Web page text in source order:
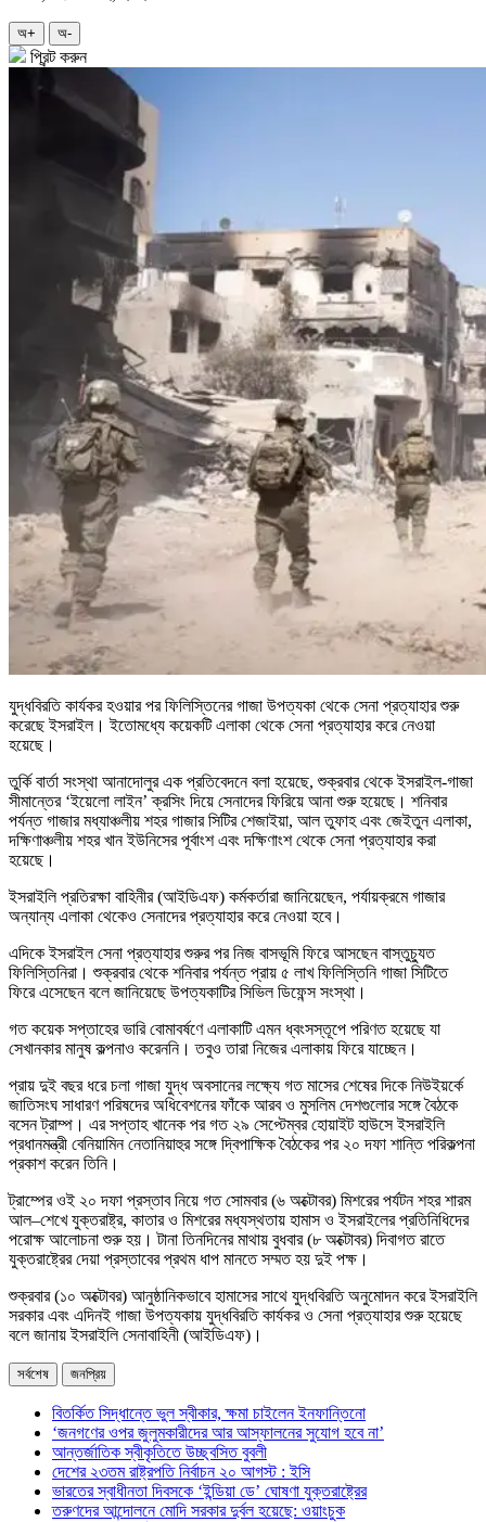
অ+ অ-
প্রিন্ট করুন
যুদ্ধবিরতি কার্যকর হওয়ার পর ফিলিস্তিনের গাজা উপত্যকা থেকে সেনা প্রত্যাহার শুরু
করেছে ইসরাইল। ইতোমধ্যে কয়েকটি এলাকা থেকে সেনা প্রত্যাহার করে নেওয়া
হয়েছে।
তুর্কি বার্তা সংস্থা আনাদোলুর এক প্রতিবেদনে বলা হয়েছে, শুক্রবার থেকে ইসরাইল-গাজা
সীমান্তের ‘ইয়েলো লাইন’ ক্রসিং দিয়ে সেনাদের ফিরিয়ে আনা শুরু হয়েছে। শনিবার
পর্যন্ত গাজার মধ্যাঞ্চলীয় শহর গাজার সিটির শেজাইয়া, আল তুফাহ এবং জেইতুন এলাকা,
দক্ষিণাঞ্চলীয় শহর খান ইউনিসের পূর্বাংশ এবং দক্ষিণাংশ থেকে সেনা প্রত্যাহার করা
হয়েছে।
ইসরাইলি প্রতিরক্ষা বাহিনীর (আইডিএফ) কর্মকর্তারা জানিয়েছেন, পর্যায়ক্রমে গাজার
অন্যান্য এলাকা থেকেও সেনাদের প্রত্যাহার করে নেওয়া হবে।
এদিকে ইসরাইল সেনা প্রত্যাহার শুরুর পর নিজ বাসভূমি ফিরে আসছেন বাস্তুচ্যুত
ফিলিস্তিনিরা। শুক্রবার থেকে শনিবার পর্যন্ত প্রায় ৫ লাখ ফিলিস্তিনি গাজা সিটিতে
ফিরে এসেছেন বলে জানিয়েছে উপত্যকাটির সিভিল ডিফেন্স সংস্থা।
গত কয়েক সপ্তাহের ভারি বোমাবর্ষণে এলাকাটি এমন ধ্বংসস্তূপে পরিণত হয়েছে যা
সেখানকার মানুষ কল্পনাও করেননি। তবুও তারা নিজের এলাকায় ফিরে যাচ্ছেন।
প্রায় দুই বছর ধরে চলা গাজা যুদ্ধ অবসানের লক্ষ্যে গত মাসের শেষের দিকে নিউইয়র্কে
জাতিসংঘ সাধারণ পরিষদের অধিবেশনের ফাঁকে আরব ও মুসলিম দেশগুলোর সঙ্গে বৈঠকে
বসেন ট্রাম্প। এর সপ্তাহ খানেক পর গত ২৯ সেপ্টেম্বর হোয়াইট হাউসে ইসরাইলি
প্রধানমন্ত্রী বেনিয়ামিন নেতানিয়াহুর সঙ্গে দ্বিপাক্ষিক বৈঠকের পর ২০ দফা শান্তি পরিকল্পনা
প্রকাশ করেন তিনি।
ট্রাম্পের ওই ২০ দফা প্রস্তাব নিয়ে গত সোমবার (৬ অক্টোবর) মিশরের পর্যটন শহর শারম
আল–শেখে যুক্তরাষ্ট্র, কাতার ও মিশরের মধ্যস্থতায় হামাস ও ইসরাইলের প্রতিনিধিদের
পরোক্ষ আলোচনা শুরু হয়। টানা তিনদিনের মাথায় বুধবার (৮ অক্টোবর) দিবাগত রাতে
যুক্তরাষ্ট্রের দেয়া প্রস্তাবের প্রথম ধাপ মানতে সম্মত হয় দুই পক্ষ।
শুক্রবার (১০ অক্টোবর) আনুষ্ঠানিকভাবে হামাসের সাথে যুদ্ধবিরতি অনুমোদন করে ইসরাইলি
সরকার এবং এদিনই গাজা উপত্যকায় যুদ্ধবিরতি কার্যকর ও সেনা প্রত্যাহার শুরু হয়েছে
বলে জানায় ইসরাইলি সেনাবাহিনী (আইডিএফ)।
সর্বশেষ জনপ্রিয়
বিতর্কিত সিদ্ধান্তে ভুল স্বীকার, ক্ষমা চাইলেন ইনফান্তিনো
‘জনগণের ওপর জুলুমকারীদের আর আস্ফালনের সুযোগ হবে না’
আন্তর্জাতিক স্বীকৃতিতে উচ্ছ্বসিত বুবলী
দেশের ২৩তম রাষ্ট্রপতি নির্বাচন ২০ আগস্ট : ইসি
ভারতের স্বাধীনতা দিবসকে ‘ইন্ডিয়া ডে’ ঘোষণা যুক্তরাষ্ট্রের
তরুণদের আন্দোলনে মোদি সরকার দুর্বল হয়েছে: ওয়াংচুক